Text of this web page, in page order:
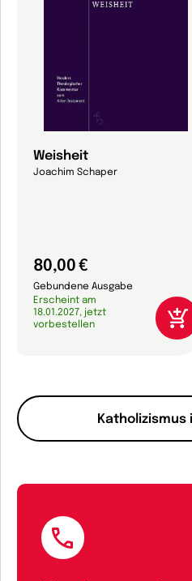
Katholizismus
Weisheit
Joachim Schaper
80,00 €
Gebundene Ausgabe
Erscheint am
18.01.2027, jetzt
vorbestellen